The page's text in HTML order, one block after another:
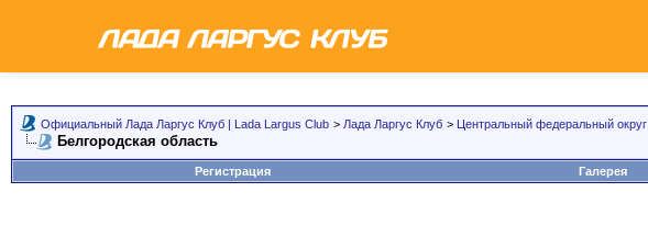
Официальный Лада Ларгус Клуб | Lada Largus Club > Лада Ларгус Клуб > Центральный федеральный округ
Белгородская область
Регистрация Галерея